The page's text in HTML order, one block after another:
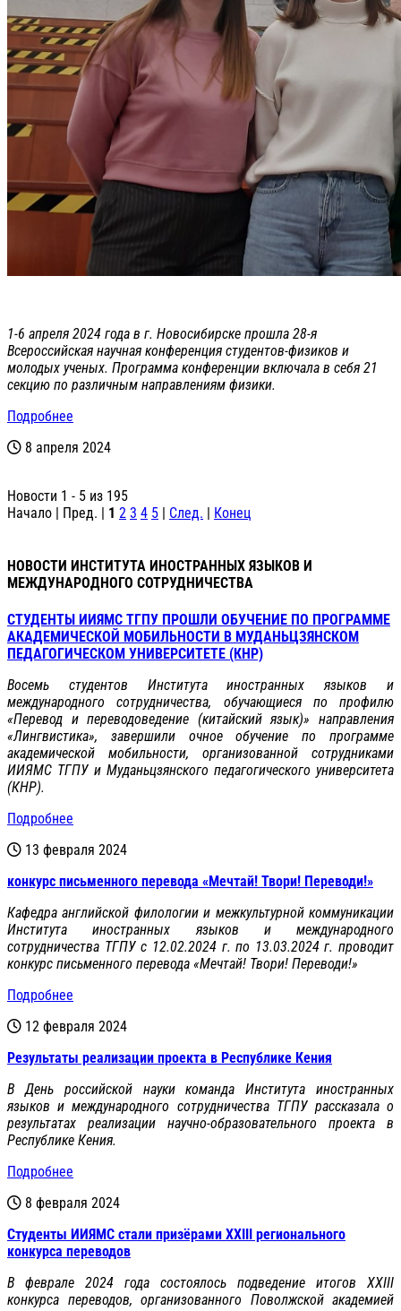
1-6 апреля 2024 года в г. Новосибирске прошла 28-я
Всероссийская научная конференция студентов-физиков и
молодых ученых. Программа конференции включала в себя 21
секцию по различным направлениям физики.
Подробнее
8 апреля 2024
Новости 1 - 5 из 195
Начало | Пред. | 1 2 3 4 5 | След. | Конец
НОВОСТИ ИНСТИТУТА ИНОСТРАННЫХ ЯЗЫКОВ И
МЕЖДУНАРОДНОГО СОТРУДНИЧЕСТВА
СТУДЕНТЫ ИИЯМС ТГПУ ПРОШЛИ ОБУЧЕНИЕ ПО ПРОГРАММЕ
АКАДЕМИЧЕСКОЙ МОБИЛЬНОСТИ В МУДАНЬЦЗЯНСКОМ
ПЕДАГОГИЧЕСКОМ УНИВЕРСИТЕТЕ (КНР)
Восемь студентов Института иностранных языков и
международного сотрудничества, обучающиеся по профилю
«Перевод и переводоведение (китайский язык)» направления
«Лингвистика», завершили очное обучение по программе
академической мобильности, организованной сотрудниками
ИИЯМС ТГПУ и Муданьцзянского педагогического университета
(КНР).
Подробнее
13 февраля 2024
конкурс письменного перевода «Мечтай! Твори! Переводи!»
Кафедра английской филологии и межкультурной коммуникации
Института иностранных языков и международного
сотрудничества ТГПУ с 12.02.2024 г. по 13.03.2024 г. проводит
конкурс письменного перевода «Мечтай! Твори! Переводи!»
Подробнее
12 февраля 2024
Результаты реализации проекта в Республике Кения
В День российской науки команда Института иностранных
языков и международного сотрудничества ТГПУ рассказала о
результатах реализации научно-образовательного проекта в
Республике Кения.
Подробнее
8 февраля 2024
Студенты ИИЯМС стали призёрами XXIII регионального
конкурса переводов
В феврале 2024 года состоялось подведение итогов XXIII
конкурса переводов, организованного Поволжской академией